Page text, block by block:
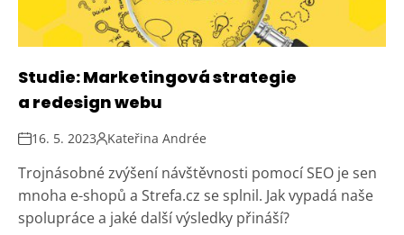
Studie: Marketingová strategie
a redesign webu
16. 5. 2023 Kateřina Andrée
Trojnásobné zvýšení návštěvnosti pomocí SEO je sen
mnoha e-shopů a Strefa.cz se splnil. Jak vypadá naše
spolupráce a jaké další výsledky přináší?